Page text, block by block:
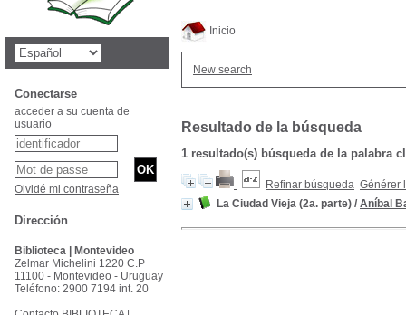
Inicio
New search
Resultado de la búsqueda
1 resultado(s) búsqueda de la palabra
Refinar búsqueda Générer
La Ciudad Vieja (2a. parte) / Aníbal
Conectarse
acceder a su cuenta de
usuario
Olvidé mi contraseña
Dirección
Biblioteca | Montevideo
Zelmar Michelini 1220 C.P
11100 - Montevideo - Uruguay
Teléfono: 2900 7194 int. 20